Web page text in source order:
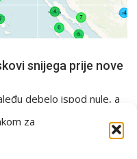
za
snijega prije nove
debelo ispod nule, a